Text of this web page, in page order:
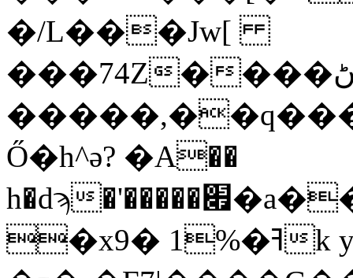
�/L���Jw[
���74Z����ڻ.�O�%�f�T���iС^6e���=��۸����R(�z����E:��i���6�5����I��/
Ő�h^ә? �A��
h�dϡ�'�����׏�a��7tx� uc�c#de�o���@*N����C��nUl�e����xI@��h�������
�x9� 1%�ߔk y '�T<*��ω���[2"Q!